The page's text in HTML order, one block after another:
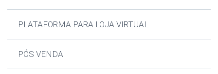
PLATAFORMA PARA LOJA VIRTUAL
PÓS VENDA